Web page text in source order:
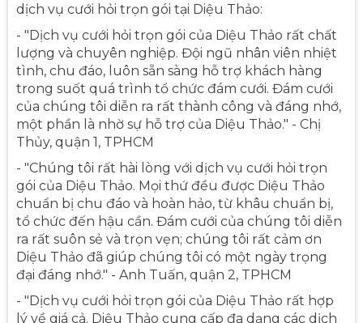
dịch vụ cưới hỏi trọn gói tại Diệu Thảo:
- "Dịch vụ cưới hỏi trọn gói của Diệu Thảo rất chất
lượng và chuyên nghiệp. Đội ngũ nhân viên nhiệt
tình, chu đáo, luôn sẵn sàng hỗ trợ khách hàng
trong suốt quá trình tổ chức đám cưới. Đám cưới
của chúng tôi diễn ra rất thành công và đáng nhớ,
một phần là nhờ sự hỗ trợ của Diệu Thảo." - Chị
Thủy, quận 1, TPHCM
- "Chúng tôi rất hài lòng với dịch vụ cưới hỏi trọn
gói của Diệu Thảo. Mọi thứ đều được Diệu Thảo
chuẩn bị chu đáo và hoàn hảo, từ khâu chuẩn bị,
tổ chức đến hậu cần. Đám cưới của chúng tôi diễn
ra rất suôn sẻ và trọn vẹn; chúng tôi rất cảm ơn
Diệu Thảo đã giúp chúng tôi có một ngày trọng
đại đáng nhớ." - Anh Tuấn, quận 2, TPHCM
- "Dịch vụ cưới hỏi trọn gói của Diệu Thảo rất hợp
lý về giá cả. Diệu Thảo cung cấp đa dạng các dịch